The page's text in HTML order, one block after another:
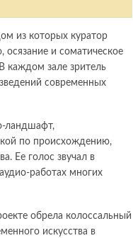
из которых куратор
осязание и соматическое
каждом зале зритель
современных
ландшафт,
по происхождению,
Ее голос звучал в
работах многих
обрела колоссальный
искусства в